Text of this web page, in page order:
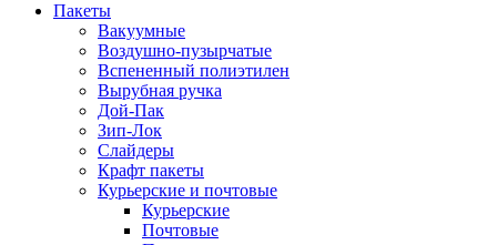
Пакеты
Вакуумные
Воздушно-пузырчатые
Вспененный полиэтилен
Вырубная ручка
Дой-Пак
Зип-Лок
Слайдеры
Крафт пакеты
Курьерские и почтовые
Курьерские
Почтовые